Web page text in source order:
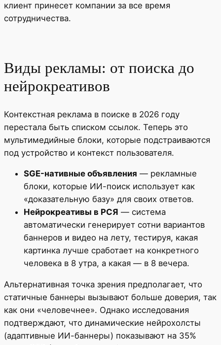
клиент принесет компании за все время
сотрудничества.
Виды рекламы: от поиска до
нейрокреативов
Контекстная реклама в поиске в 2026 году
перестала быть списком ссылок. Теперь это
мультимедийные блоки, которые подстраиваются
под устройство и контекст пользователя.
SGE-нативные объявления — рекламные
блоки, которые ИИ-поиск использует как
«доказательную базу» для своих ответов.
Нейрокреативы в РСЯ — система
автоматически генерирует сотни вариантов
баннеров и видео на лету, тестируя, какая
картинка лучше сработает на конкретного
человека в 8 утра, а какая — в 8 вечера.
Альтернативная точка зрения предполагает, что
статичные баннеры вызывают больше доверия, так
как они «человечнее». Однако исследования
подтверждают, что динамические нейрохолсты
(адаптивные ИИ-баннеры) показывают на 35%